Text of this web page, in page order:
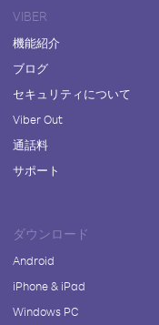
VIBER
機能紹介
ブログ
セキュリティについて
Viber Out
通話料
サポート
ダウンロード
Android
iPhone & iPad
Windows PC